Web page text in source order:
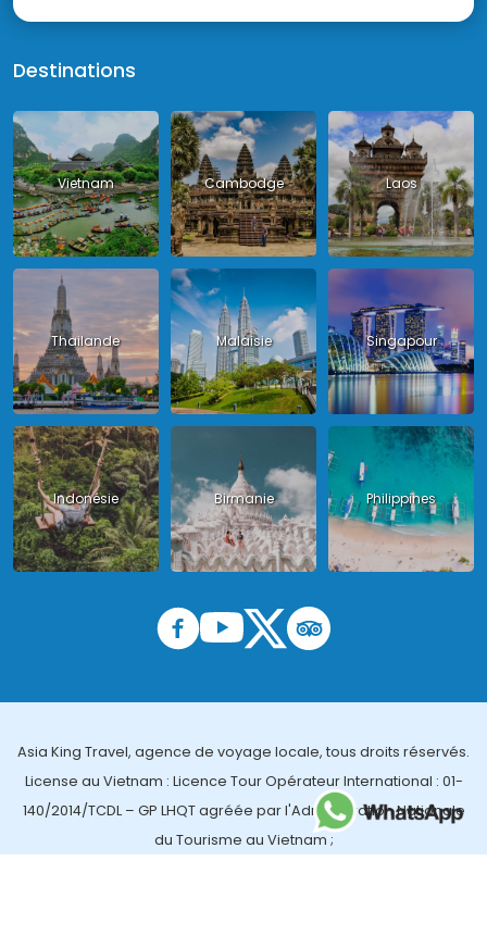
Destinations
Vietnam Cambodge Laos
Thailande Malaisie Singapour
Indonésie Birmanie Philippines
Asia King Travel, agence de voyage locale, tous droits réservés.
License au Vietnam : Licence Tour Opérateur International : 01-
140/2014/TCDL – GP LHQT agréée par l'Administration Nationale
du Tourisme au Vietnam ;